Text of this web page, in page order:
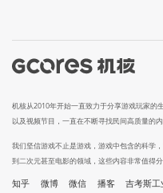
机核从2010年开始一直致力于分享游戏玩家的
以及视频节目，一直在不断寻找民间高质量的内
我们坚信游戏不止是游戏，游戏中包含的科学
到二次元甚至电影的领域，这些内容非常值得分
知乎 微博 微信 播客 吉考斯工